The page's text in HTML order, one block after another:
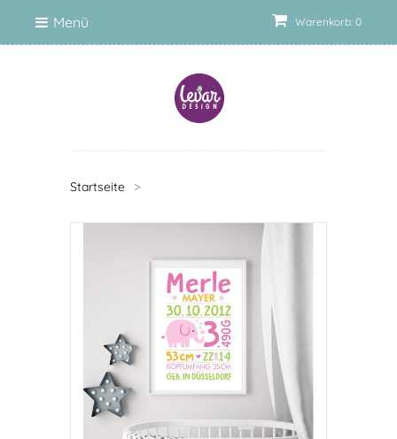
Warenkorb: 0
Menü
Startseite >